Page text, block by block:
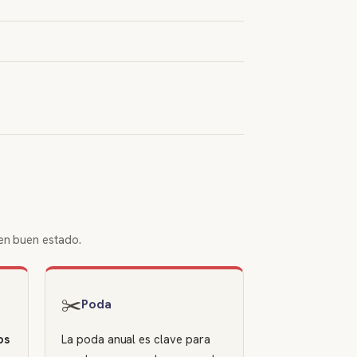
buen estado.
✂️Poda
La poda anual es clave para